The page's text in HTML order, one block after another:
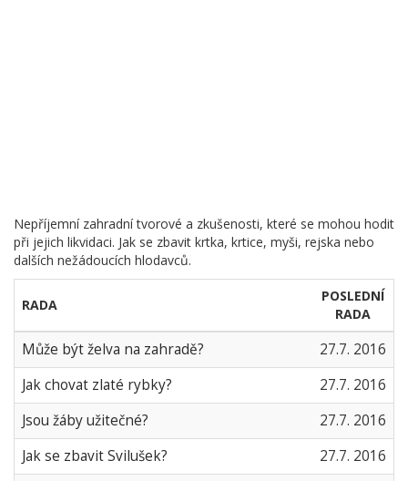
Nepříjemní zahradní tvorové a zkušenosti, které se mohou hodit
při jejich likvidaci. Jak se zbavit krtka, krtice, myši, rejska nebo
dalších nežádoucích hlodavců.
RADA
POSLEDNÍ
RADA
Může být želva na zahradě?
27.7. 2016
Jak chovat zlaté rybky?
27.7. 2016
Jsou žáby užitečné?
27.7. 2016
Jak se zbavit Svilušek?
27.7. 2016